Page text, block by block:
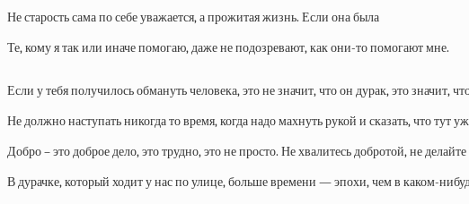
Не старость сама по себе уважается, а прожитая жизнь. Если она была
Те, кому я так или иначе помогаю, даже не подозревают, как они-то помогают мне.
Если у тебя получилось обмануть человека, это не значит, что он дурак, это значит,
Не должно наступать никогда то время, когда надо махнуть рукой и сказать, что тут
Добро – это доброе дело, это трудно, это не просто. Не хвалитесь добротой, не делайте
В дурачке, который ходит у нас по улице, больше времени — эпохи, чем в каком-